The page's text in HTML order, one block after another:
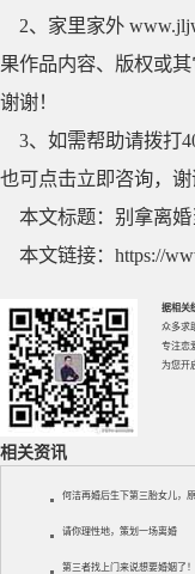
2、家里家外
果作品内容、版权或
谢谢！
3、如需帮助请拨打
也可点击立即咨询，谢
本文标题： 别拿离
本文链接： https://
据相关
众多求
专注恋
为您开
相关资讯
何洁再婚后生下第三胎女儿，
请你理性地，策划一场离婚
第三者找上门来说想要婚姻了！